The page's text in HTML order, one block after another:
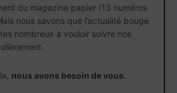
du magazine papier (13 numéros
nous savons que l’actualité bouge
nombreux à vouloir suivre nos
nous avons besoin de vous.